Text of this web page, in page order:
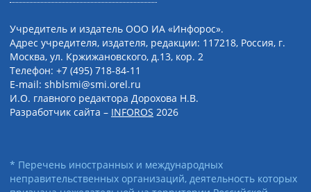
Учредитель и издатель ООО ИА «Инфорос».
Адрес учредителя, издателя, редакции: 117218, Россия, г.
Москва, ул. Кржижановского, д.13, кор. 2
Телефон: +7 (495) 718-84-11
E-mail: shblsmi@smi.orel.ru
И.О. главного редактора Дорохова Н.В.
Разработчик сайта – INFOROS 2026
* Перечень иностранных и международных
неправительственных организаций, деятельность которых